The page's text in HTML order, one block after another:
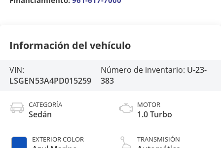
Información del vehículo
VIN:
LSGEN53A4PD015259
Número de inventario: U-23-
383
CATEGORÍA
Sedán
EXTERIOR COLOR
MOTOR
1.0 Turbo
TRANSMISIÓN